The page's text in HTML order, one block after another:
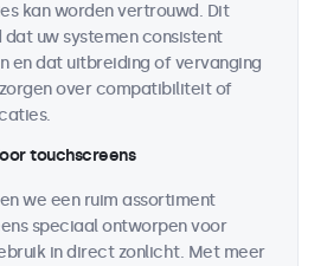
kan worden vertrouwd. Dit
uw systemen consistent
en dat uitbreiding of vervanging
over compatibiliteit of
touchscreens
we een ruim assortiment
speciaal ontworpen voor
in direct zonlicht. Met meer